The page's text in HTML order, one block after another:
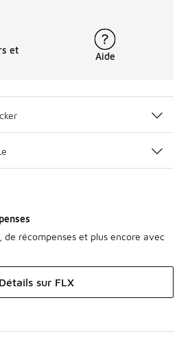
et
Aide
de récompenses et plus encore avec
Détails sur FLX